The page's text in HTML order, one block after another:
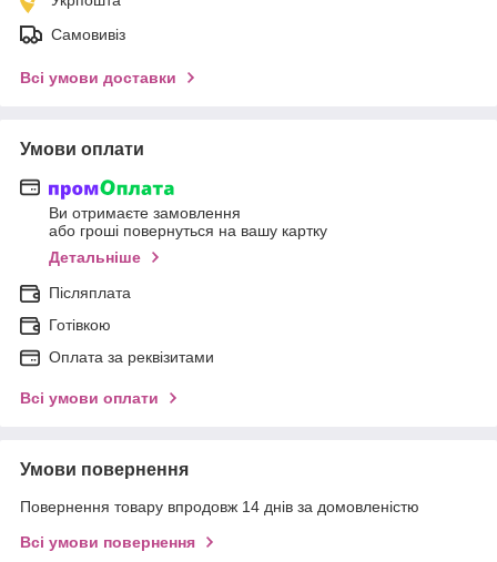
Самовивіз
Всі умови доставки
Умови оплати
Ви отримаєте замовлення
або гроші повернуться на вашу картку
Детальніше
Післяплата
Готівкою
Оплата за реквізитами
Всі умови оплати
Умови повернення
Повернення товару впродовж 14 днів за домовленістю
Всі умови повернення